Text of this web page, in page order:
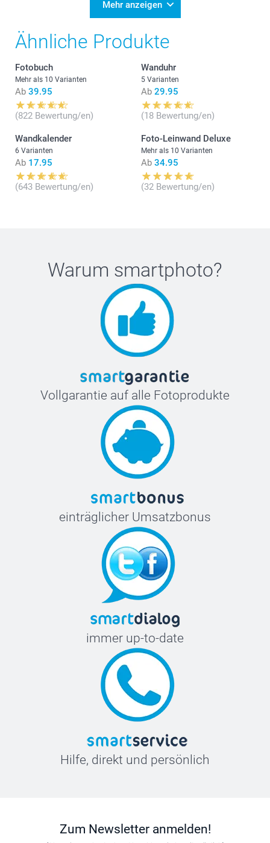
Mehr anzeigen
Ähnliche Produkte
Fotobuch
Mehr als 10 Varianten
Ab 39.95
(822 Bewertung/en)
Wanduhr
5 Varianten
Ab 29.95
(18 Bewertung/en)
Wandkalender
6 Varianten
Ab 17.95
(643 Bewertung/en)
Foto-Leinwand Deluxe
Mehr als 10 Varianten
Ab 34.95
(32 Bewertung/en)
Warum smartphoto?
Vollgarantie auf alle Fotoprodukte
einträglicher Umsatzbonus
immer up-to-date
Hilfe, direkt und persönlich
Zum Newsletter anmelden!